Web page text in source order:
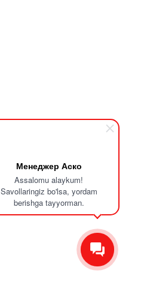
Менеджер Аско
Assalomu alaykum!
Savollaringiz bo'lsa, yordam
berishga tayyorman.